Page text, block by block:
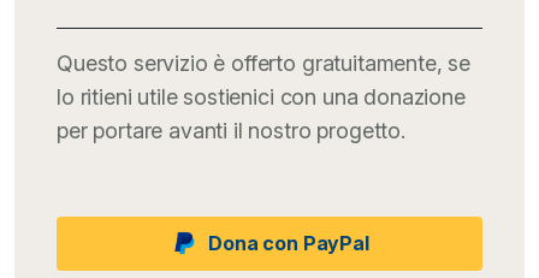
Questo servizio è offerto gratuitamente, se
lo ritieni utile sostienici con una donazione
per portare avanti il nostro progetto.
Dona con PayPal